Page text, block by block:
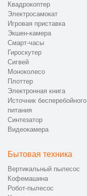
Квадрокоптер
Электросамокат
Игровая приставка
Экшен-камера
Смарт-часы
Гироскутер
Сигвей
Моноколесо
Плоттер
Электронная книга
Источник бесперебойного
питания
Синтезатор
Видеокамера
Бытовая техника
Вертикальный пылесос
Кофемашина
Робот-пылесос